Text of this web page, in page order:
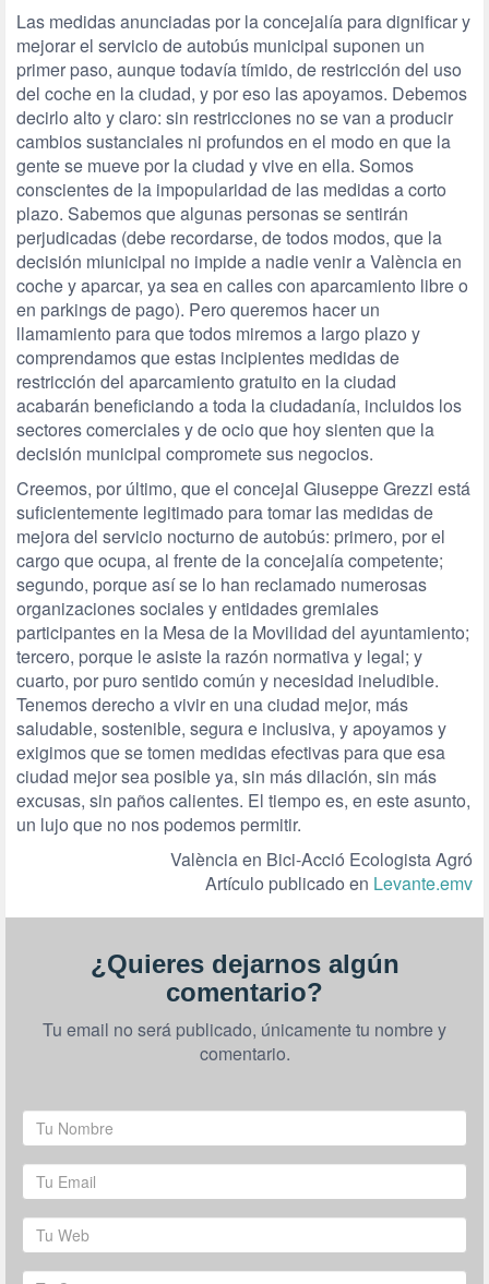
Las medidas anunciadas por la concejalía para dignificar y
mejorar el servicio de autobús municipal suponen un
primer paso, aunque todavía tímido, de restricción del uso
del coche en la ciudad, y por eso las apoyamos. Debemos
decirlo alto y claro: sin restricciones no se van a producir
cambios sustanciales ni profundos en el modo en que la
gente se mueve por la ciudad y vive en ella. Somos
conscientes de la impopularidad de las medidas a corto
plazo. Sabemos que algunas personas se sentirán
perjudicadas (debe recordarse, de todos modos, que la
decisión miunicipal no impide a nadie venir a València en
coche y aparcar, ya sea en calles con aparcamiento libre o
en parkings de pago). Pero queremos hacer un
llamamiento para que todos miremos a largo plazo y
comprendamos que estas incipientes medidas de
restricción del aparcamiento gratuito en la ciudad
acabarán beneficiando a toda la ciudadanía, incluidos los
sectores comerciales y de ocio que hoy sienten que la
decisión municipal compromete sus negocios.
Creemos, por último, que el concejal Giuseppe Grezzi está
suficientemente legitimado para tomar las medidas de
mejora del servicio nocturno de autobús: primero, por el
cargo que ocupa, al frente de la concejalía competente;
segundo, porque así se lo han reclamado numerosas
organizaciones sociales y entidades gremiales
participantes en la Mesa de la Movilidad del ayuntamiento;
tercero, porque le asiste la razón normativa y legal; y
cuarto, por puro sentido común y necesidad ineludible.
Tenemos derecho a vivir en una ciudad mejor, más
saludable, sostenible, segura e inclusiva, y apoyamos y
exigimos que se tomen medidas efectivas para que esa
ciudad mejor sea posible ya, sin más dilación, sin más
excusas, sin paños calientes. El tiempo es, en este asunto,
un lujo que no nos podemos permitir.
València en Bici-Acció Ecologista Agró
Artículo publicado en Levante.emv
¿Quieres dejarnos algún
comentario?
Tu email no será publicado, únicamente tu nombre y
comentario.